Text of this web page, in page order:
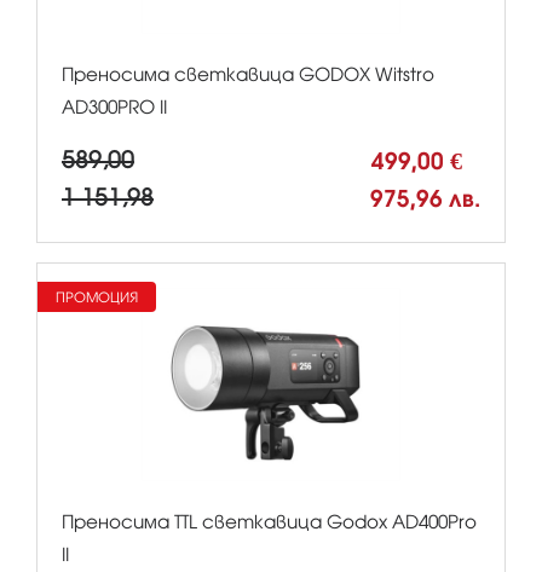
Преносима светкавица GODOX Witstro
AD300PRO II
589,00 499,00 €
1 151,98 975,96 лв.
Преносима TTL светкавица Godox AD400Pro
II
ПРОМОЦИЯ